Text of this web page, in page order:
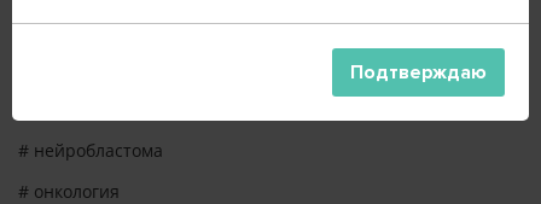
# живаястудия
# нейробластома
# онкология
Подтверждаю